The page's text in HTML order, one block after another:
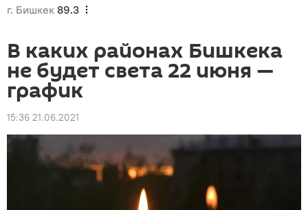
г. Бишкек 89.3
В каких районах Бишкека
не будет света 22 июня —
график
15:36 21.06.2021